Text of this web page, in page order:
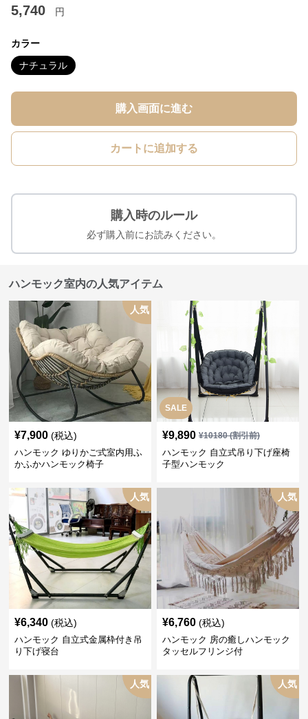
5,740 円
カラー
ナチュラル
購入画面に進む
カートに追加する
購入時のルール
必ず購入前にお読みください。
ハンモック室内の人気アイテム
人気
¥7,900 (税込)
ハンモック ゆりかご式室内用ふ
かふかハンモック椅子
SALE
¥9,890 ¥10180(割引前)
ハンモック 自立式吊り下げ座椅
子型ハンモック
人気
¥6,340 (税込)
ハンモック 自立式金属枠付き吊
り下げ寝台
人気
¥6,760 (税込)
ハンモック 房の癒しハンモック
タッセルフリンジ付
人気 人気